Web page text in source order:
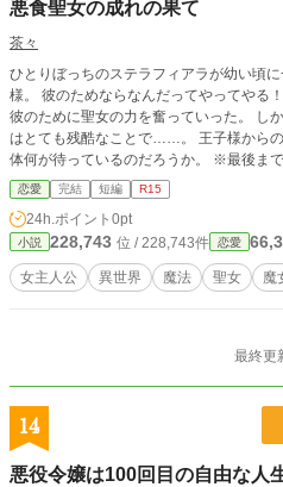
悪食聖女の成れの果て
茶々
ひとりぼっちのステラフィアラが幼い頃
様。 彼のためならなんだってやってやる
彼のために聖女の力を奮っていった。 し
はとても残酷なことで……。 王子様から
体何が待っているのだろうか。 ※最後まで執筆済み、1万字強程度の長さになっ
ています。 ※肉体的に痛い描写が入りま
ます。
恋愛 完結 短編 R15
24h.ポイント 0pt
小説 228,743 位 / 228,743件 恋愛
女主人公 異世界 魔法 聖女 魔
最終更
14
悪役令嬢は100回目の自由な人